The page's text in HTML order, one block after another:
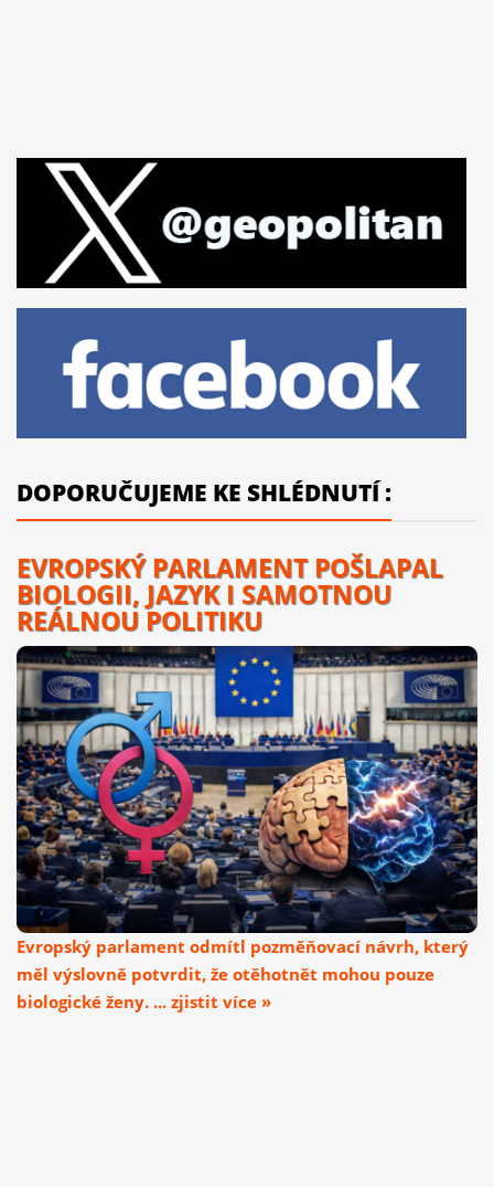
DOPORUČUJEME KE SHLÉDNUTÍ :
EVROPSKÝ PARLAMENT POŠLAPAL
BIOLOGII, JAZYK I SAMOTNOU
REÁLNOU POLITIKU
Evropský parlament odmítl pozměňovací návrh, který
měl výslovně potvrdit, že otěhotnět mohou pouze
biologické ženy. ... zjistit více »